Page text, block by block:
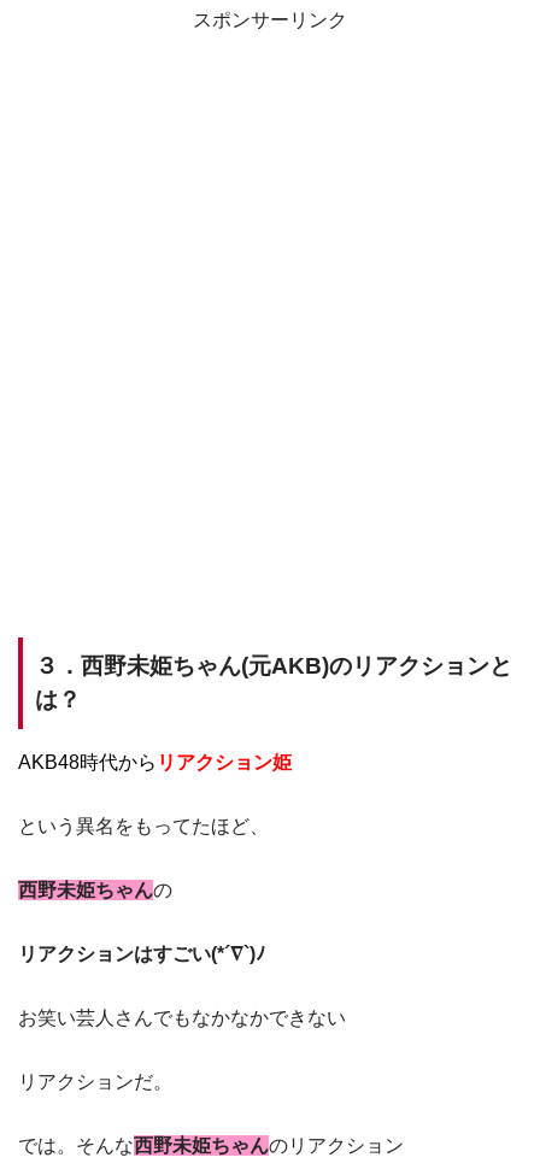
スポンサーリンク
３．西野未姫ちゃん(元AKB)のリアクションと
は？
AKB48時代から リアクション姫
という異名をもってたほど、
西野未姫ちゃんの
リアクションはすごい(*´∇`)ﾉ
お笑い芸人さんでもなかなかできない
リアクションだ。
では。そんな西野未姫ちゃんのリアクション